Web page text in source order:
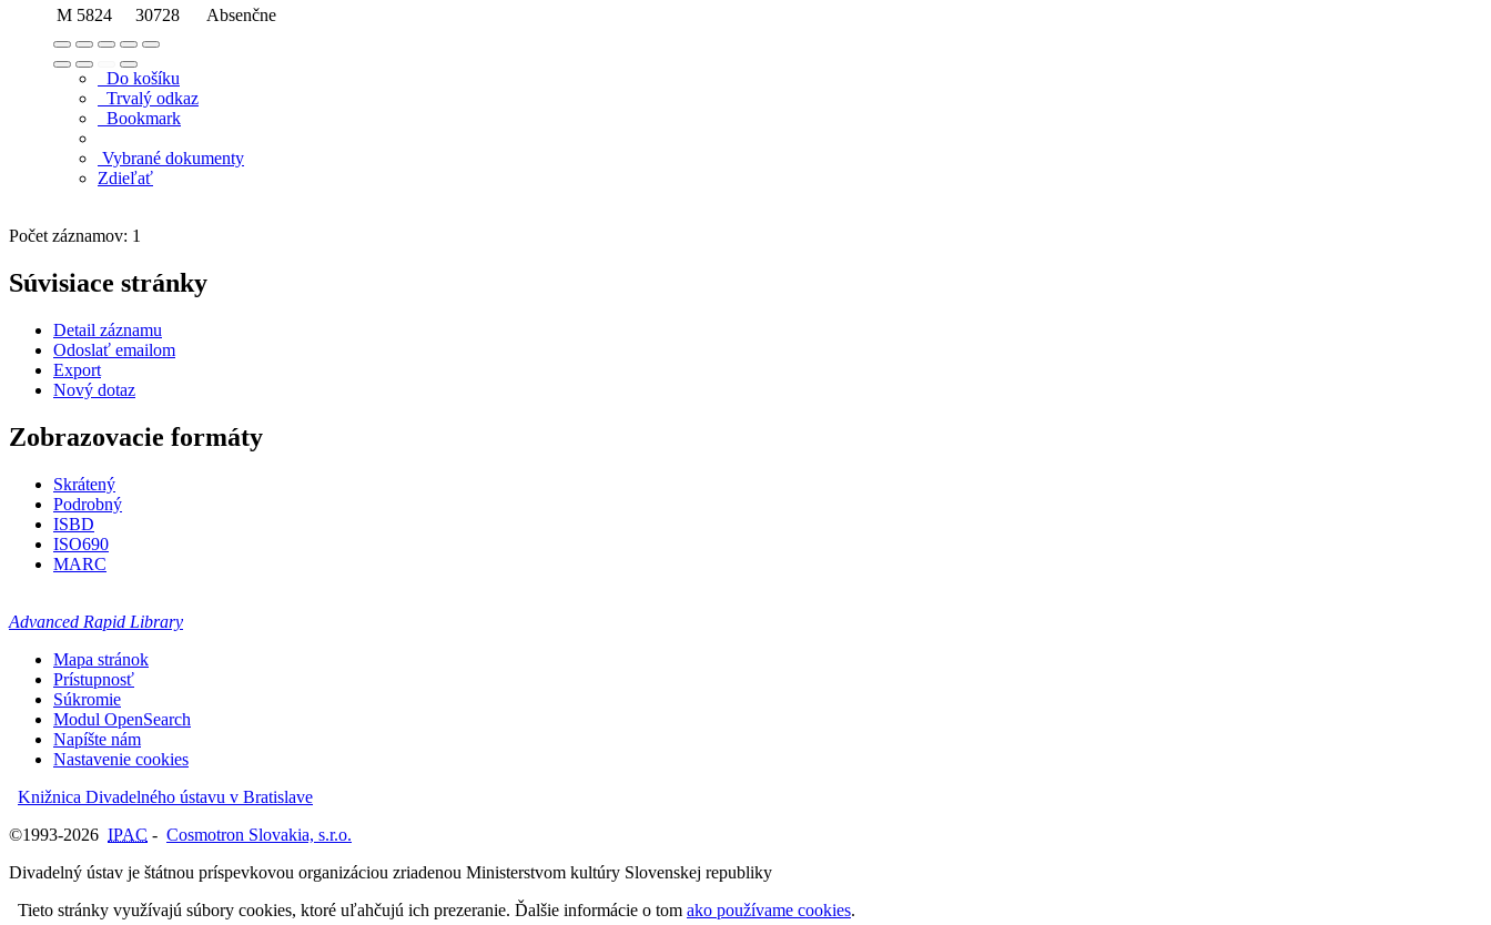
M 5824
30728 Absenčne
Do košíku
Trvalý odkaz
Bookmark
Vybrané dokumenty
Zdieľať
Počet záznamov: 1
Súvisiace stránky
Detail záznamu
Odoslať emailom
Export
Nový dotaz
Zobrazovacie formáty
Skrátený
Podrobný
ISBD
ISO690
MARC
Advanced Rapid Library
Mapa stránok
Prístupnosť
Súkromie
Modul OpenSearch
Napíšte nám
Nastavenie cookies
Knižnica Divadelného ústavu v Bratislave
©1993-2026 IPAC - Cosmotron Slovakia, s.r.o.
Divadelný ústav je štátnou príspevkovou organizáciou zriadenou Ministerstvom kultúry Slovenskej republiky
Tieto stránky využívajú súbory cookies, ktoré uľahčujú ich prezeranie. Ďalšie informácie o tom ako používame cookies.